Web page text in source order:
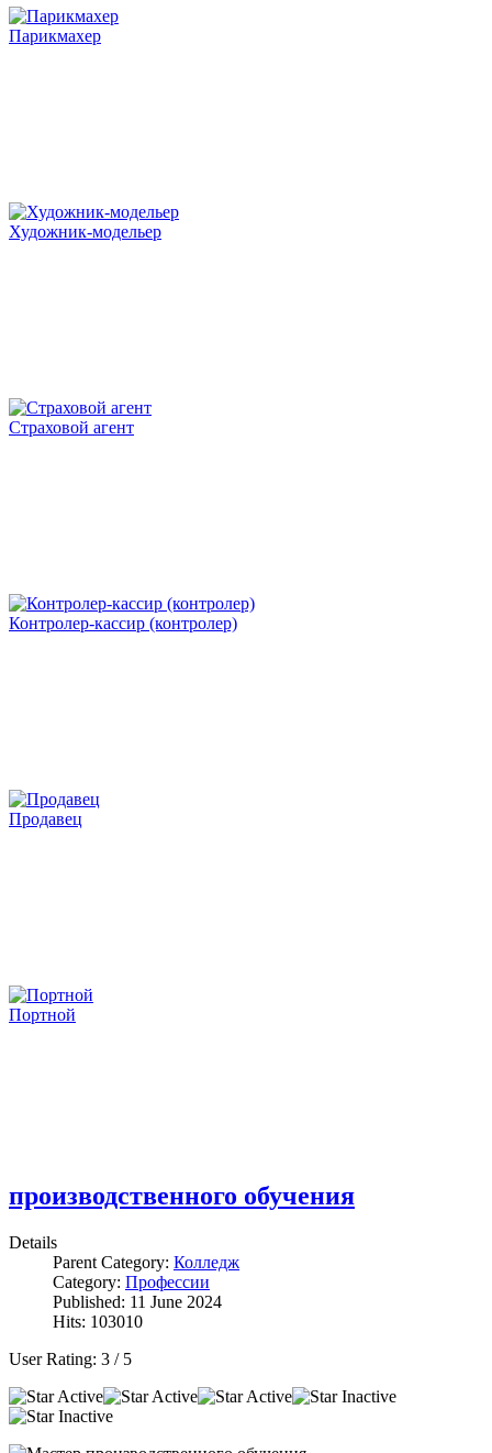
Парикмахер
Художник-модельер
Страховой агент
Контролер-кассир (контролер)
Продавец
Портной
производственного обучения
Details
Parent Category: Колледж
Category: Профессии
Published: 11 June 2024
Hits: 103010
User Rating: 3 / 5